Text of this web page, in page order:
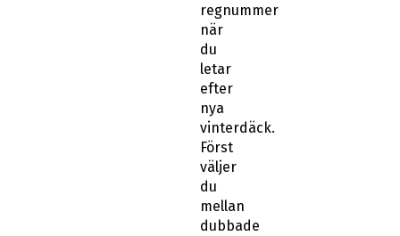
regnummer
när
du
letar
efter
nya
vinterdäck.
Först
väljer
du
mellan
dubbade